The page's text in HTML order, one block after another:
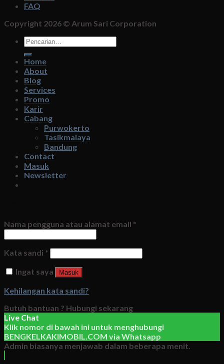
FAQ
Copyright 2026 © Arum Sari Corporation
Pencarian
untuk:
Home
About
Blog
Services
Promo
Karir
Cabang
Purwokerto
Tasikmalaya
Bandung
Contact
Masuk
Newsletter
Nama pengguna atau alamat email *
Kata sandi *
Ingat saya
Masuk
Kehilangan kata sandi?
Butuh bantuan ? Hubungi sekarang
Live Chat
Klik nomor di bawah ini untuk menghubungi
BENGKELKAKIMOBIL.COM via Whatsapp
Admin biasanya menjawab dalam beberapa menit.